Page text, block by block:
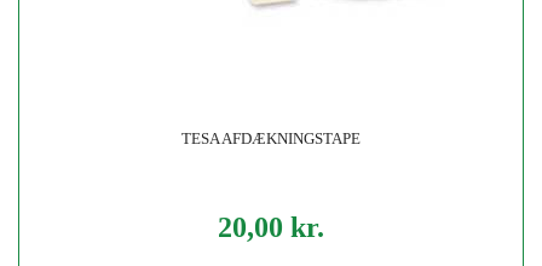
TESA AFDÆKNINGSTAPE
20,00 kr.